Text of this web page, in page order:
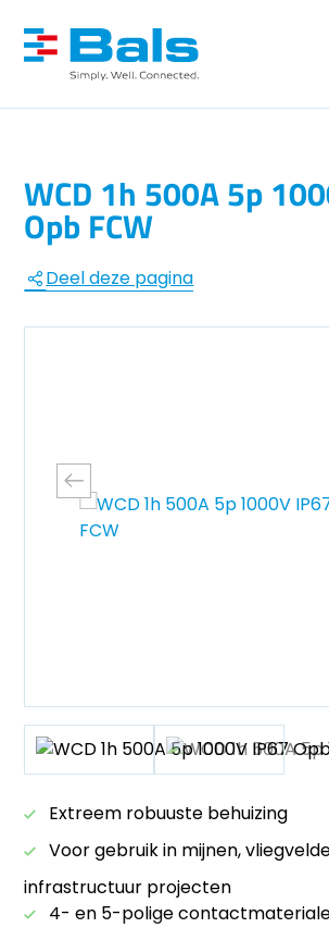
WCD 1h 500A 5p
Opb FCW
Deel deze pagina
Extreem robuuste behuizing
Voor gebruik in mijnen,
infrastructuur projecten
4- en 5-polige